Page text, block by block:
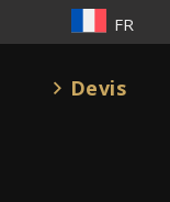
FR
Devis